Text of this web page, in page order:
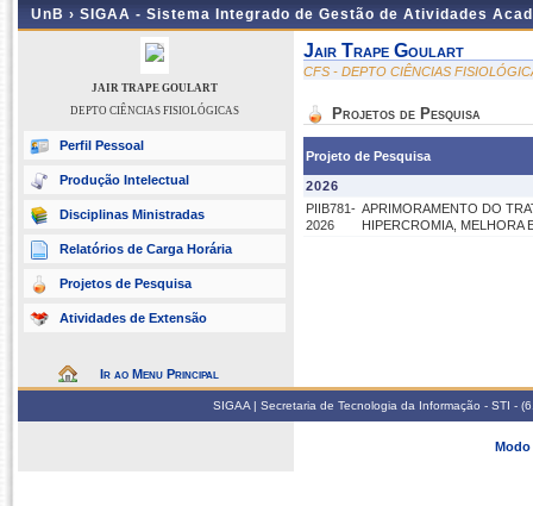
UnB › SIGAA - Sistema Integrado de Gestão de Atividades
JAIR TRAPE GOULART
DEPTO CIÊNCIAS FISIOLÓGICAS
Perfil Pessoal
Produção Intelectual
Disciplinas Ministradas
Relatórios de Carga Horária
Projetos de Pesquisa
Atividades de Extensão
Ir ao Menu Principal
Jair Trape Goulart
CFS - DEPTO CIÊNCIAS
Projetos de Pesquisa
Projeto de Pesquisa
2026
PIIB781-
2026
APRIMORAMENTO DO
HIPERCROMIA, MELHORA
SIGAA | Secretaria de Tecnologia da Informação - STI -
Modo